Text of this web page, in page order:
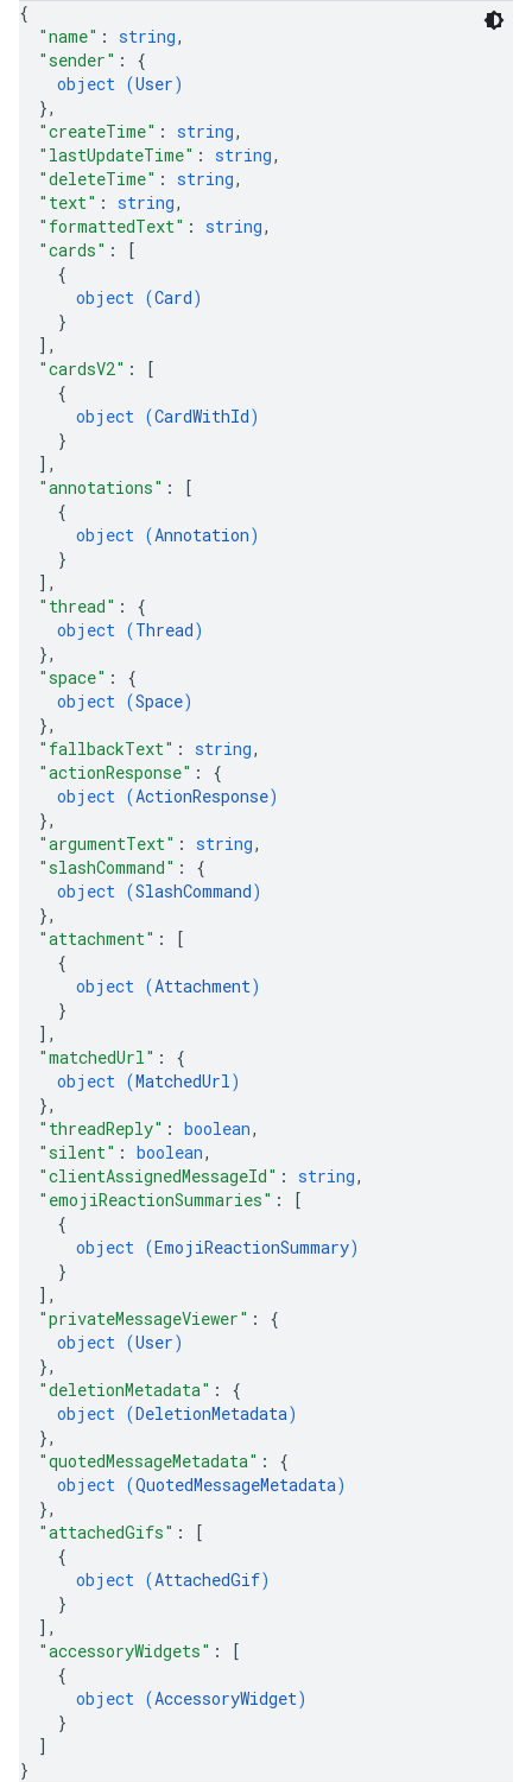
{
"name" : string,
"sender" : {
object (User)
},
"createTime" : string,
"lastUpdateTime" : string,
"deleteTime" : string,
"text" : string,
"formattedText" : string,
"cards" :
[
{
object (Card)
}
] ,
"cardsV2" :
[
{
object (CardWithId)
}
] ,
"annotations" :
[
{
object (Annotation)
}
] ,
"thread" : {
object (Thread)
},
"space" : {
object (Space)
},
"fallbackText" : string,
"actionResponse" : {
object (ActionResponse)
},
"argumentText" : string,
"slashCommand" : {
object (SlashCommand)
},
"attachment" :
[
{
object (Attachment)
}
] ,
"matchedUrl" : {
object (MatchedUrl)
},
"threadReply" : boolean,
"silent" : boolean,
"clientAssignedMessageId" : string,
"emojiReactionSummaries" :
[
{
object (EmojiReactionSummary)
}
] ,
"privateMessageViewer" : {
object (User)
},
"deletionMetadata" : {
object (DeletionMetadata)
},
"quotedMessageMetadata" : {
object (QuotedMessageMetadata)
},
"attachedGifs" :
[
{
object (AttachedGif)
}
] ,
"accessoryWidgets" :
[
{
object (AccessoryWidget)
}
]
}